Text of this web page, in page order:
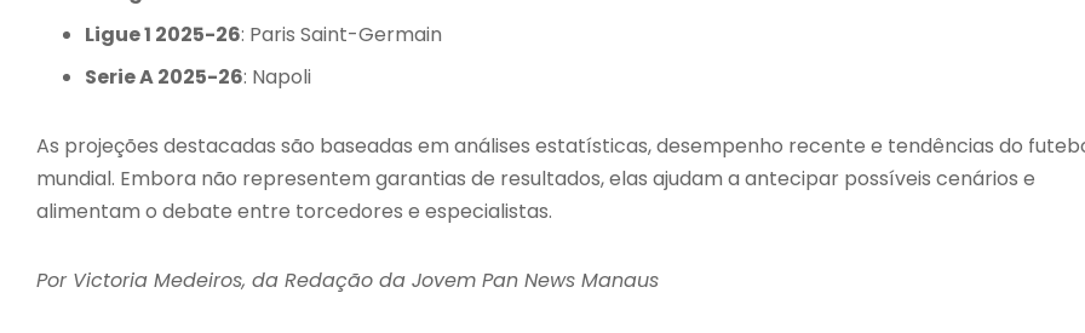
Ligue 1 2025-26: Paris Saint-Germain
Serie A 2025-26: Napoli
As projeções destacadas são baseadas em análises estatísticas, desempenho recente e tendências do
mundial. Embora não representem garantias de resultados, elas ajudam a antecipar possíveis cenários e
alimentam o debate entre torcedores e especialistas.
Por Victoria Medeiros, da Redação da Jovem Pan News Manaus